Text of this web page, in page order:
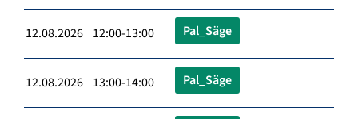
12.08.2026 12:00-13:00 Pal_Säge
12.08.2026 13:00-14:00 Pal_Säge